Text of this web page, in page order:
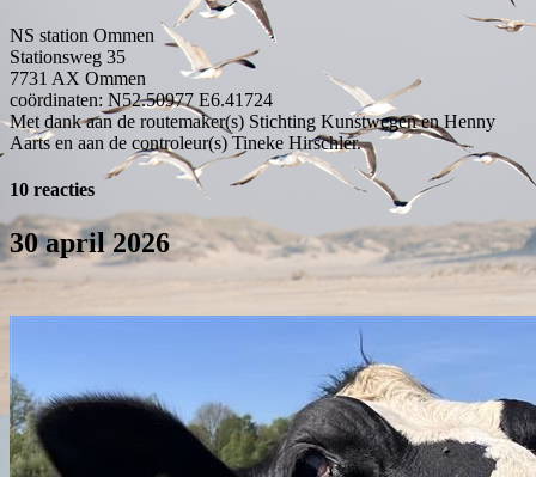
NS station Ommen
Stationsweg 35
7731 AX Ommen
coördinaten: N52.50977 E6.41724
Met dank aan de routemaker(s) Stichting Kunstwegen en Henny
Aarts en aan de controleur(s) Tineke Hirschler.
10 reacties
30 april 2026